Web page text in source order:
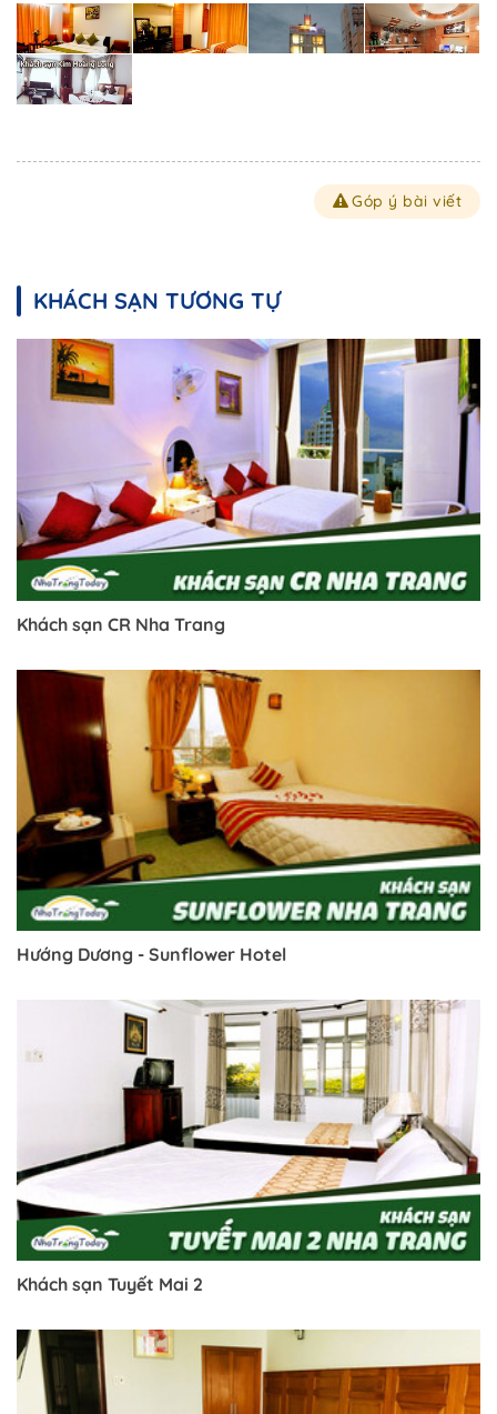
Góp ý bài viết
KHÁCH SẠN TƯƠNG TỰ
Khách sạn CR Nha Trang
Hướng Dương - Sunflower Hotel
Khách sạn Tuyết Mai 2